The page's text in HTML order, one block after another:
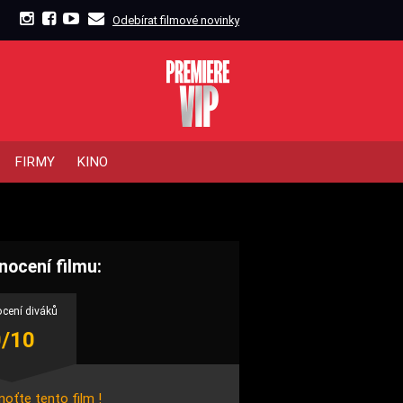
Odebírat filmové novinky
FIRMY KINO
filmu:
diváků
10
tento film !